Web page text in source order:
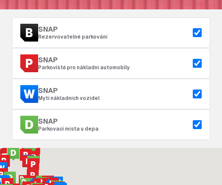
SNAP
Rezervovatelné parkování
SNAP
Parkoviště pro nákladní automobily
SNAP
Mytí nákladních vozidel
SNAP
Parkovací místa u depa